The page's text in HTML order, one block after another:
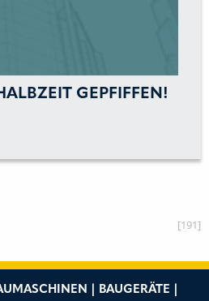
GEPFIFFEN!
[191]
| BAUGERÄTE |